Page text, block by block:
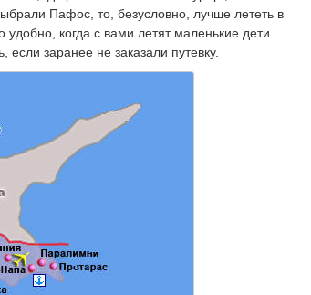
Пафос, то, безусловно, лучше лететь в
когда с вами летят маленькие дети.
если заранее не заказали путевку.